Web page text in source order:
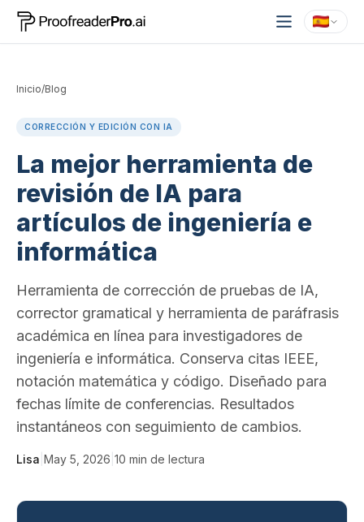
Inicio/Blog
CORRECCIÓN Y EDICIÓN CON IA
La mejor herramienta de
revisión de IA para
artículos de ingeniería e
informática
Herramienta de corrección de pruebas de IA,
corrector gramatical y herramienta de paráfrasis
académica en línea para investigadores de
ingeniería e informática. Conserva citas IEEE,
notación matemática y código. Diseñado para
fechas límite de conferencias. Resultados
instantáneos con seguimiento de cambios.
Lisa May 5, 2026 10 min de lectura